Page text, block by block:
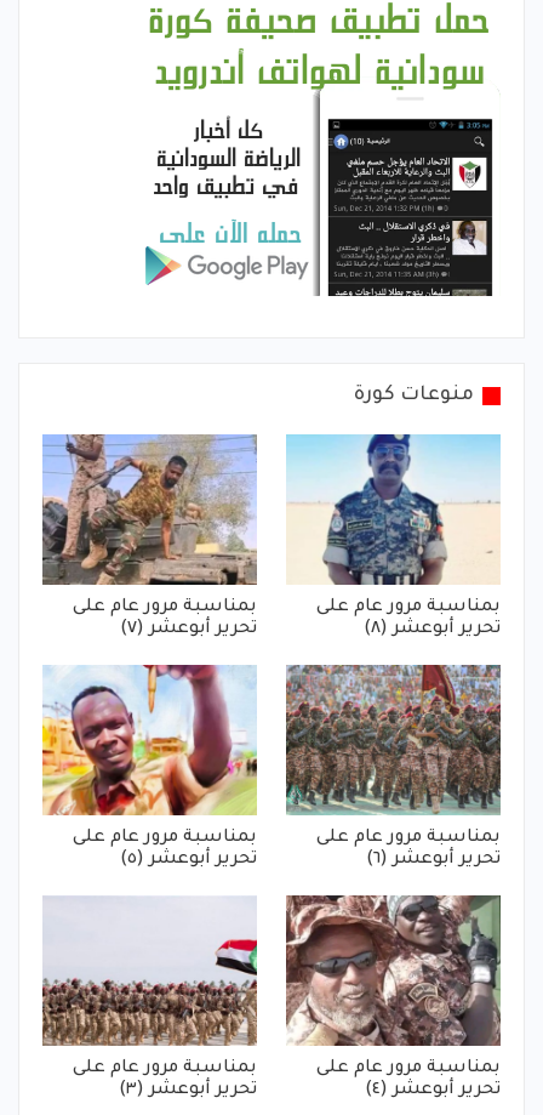
منوعات كورة
بمناسبة مرور عام على
تحرير أبوعشر (٨)
بمناسبة مرور عام على
تحرير أبوعشر (٧)
بمناسبة مرور عام على
تحرير أبوعشر (٦)
بمناسبة مرور عام على
تحرير أبوعشر (٥)
بمناسبة مرور عام على
تحرير أبوعشر (٤)
بمناسبة مرور عام على
تحرير أبوعشر (٣)